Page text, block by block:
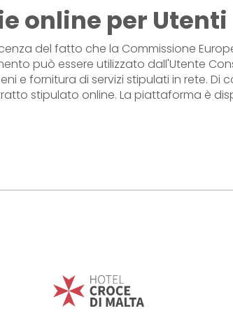
online per
del fatto che la Commissione
può essere utilizzato dall'Utente
e fornitura di servizi stipulati in rete. Di
stipulato online. La piattaforma è